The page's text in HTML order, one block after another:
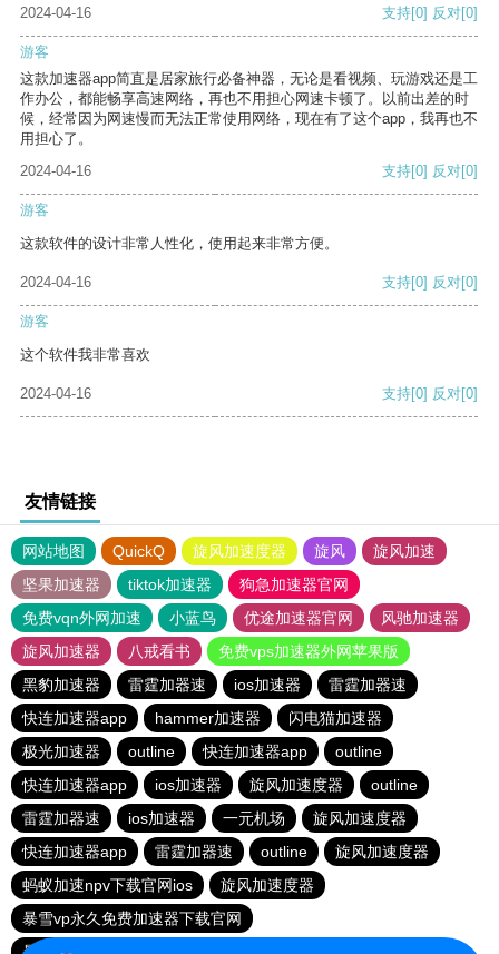
2024-04-16 支持[0] 反对[0]
游客
这款加速器app简直是居家旅行必备神器，无论是看视频、玩游戏还是工
作办公，都能畅享高速网络，再也不用担心网速卡顿了。以前出差的时
候，经常因为网速慢而无法正常使用网络，现在有了这个app，我再也不
用担心了。
2024-04-16
支持[0] 反对[0]
游客
这款软件的设计非常人性化，使用起来非常方便。
2024-04-16 支持[0] 反对[0]
游客
这个软件我非常喜欢
2024-04-16 支持[0] 反对[0]
友情链接
网站地图 QuickQ 旋风加速度器 旋风
旋风加速
坚果加速器
tiktok加速器
狗急加速器官网
免费vqn外网加速
小蓝鸟 优途加速器官网
风驰加速器
旋风加速器
八戒看书
免费vps加速器外网苹果版
黑豹加速器
雷霆加器速 ios加速器
雷霆加器速
快连加速器app
hammer加速器
闪电猫加速器
极光加速器
outline 快连加速器app
outline
快连加速器app
ios加速器 旋风加速度器
outline
雷霆加器速
ios加速器 一元机场
旋风加速度器
快连加速器app
雷霆加器速 outline
旋风加速度器
蚂蚁加速npv下载官网ios
旋风加速度器
暴雪vp永久免费加速器下载官网